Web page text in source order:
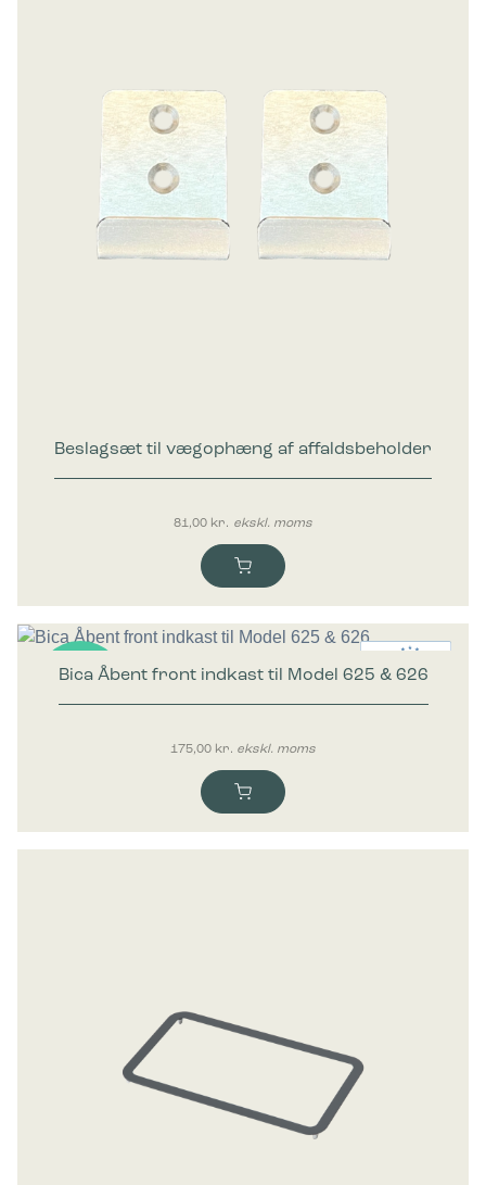
Beslagsæt til vægophæng af affaldsbeholder
81,00 kr. ekskl. moms
Bica Åbent front indkast til Model 625 & 626
175,00 kr. ekskl. moms